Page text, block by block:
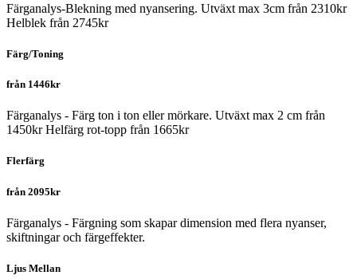
Färganalys-Blekning med nyansering. Utväxt max 3cm från 2310kr
Helblek från 2745kr
Färg/Toning
från 1446kr
Färganalys - Färg ton i ton eller mörkare. Utväxt max 2 cm från
1450kr Helfärg rot-topp från 1665kr
Flerfärg
från 2095kr
Färganalys - Färgning som skapar dimension med flera nyanser,
skiftningar och färgeffekter.
Ljus Mellan